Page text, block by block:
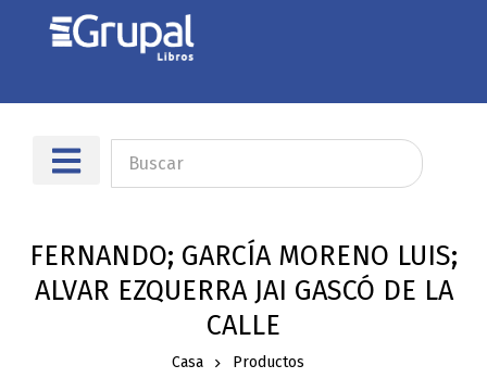
FERNANDO; GARCÍA MORENO LUIS;
ALVAR EZQUERRA JAI GASCÓ DE LA
CALLE
Casa Productos